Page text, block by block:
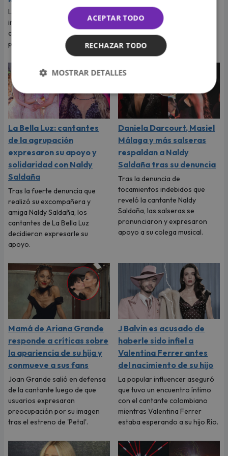
La cantante reveló que llegó a
imaginar su boda, pero el
cantante tenía otros planes
para ese viaje.
Tras denunciar al director
musical de La Bella Luz, Naldy
Saldaña habló con Magaly
Medina y le contó todo.
La Bella Luz: cantantes
de la agrupación
expresaron su apoyo y
solidaridad con Naldy
Saldaña
Tras la fuerte denuncia que
realizó su excompañera y
amiga Naldy Saldaña, los
cantantes de La Bella Luz
decidieron expresarle su
apoyo.
Daniela Darcourt, Masiel
Málaga y más salseras
respaldan a Naldy
Saldaña tras su denuncia
Tras la denuncia de
tocamientos indebidos que
reveló la cantante Naldy
Saldaña, las salseras se
pronunciaron y expresaron
apoyo a su colega musical.
Mamá de Ariana Grande
responde a críticas sobre
la apariencia de su hija y
conmueve a sus fans
Joan Grande salió en defensa
de la cantante luego de que
usuarios expresaran
preocupación por su imagen
tras el estreno de 'Petal'.
J Balvin es acusado de
haberle sido infiel a
Valentina Ferrer antes
del nacimiento de su hijo
La popular influencer aseguró
que tuvo un encuentro íntimo
con el cantante colombiano
mientras Valentina Ferrer
estaba esperando a su hijo Río.
ACEPTAR TODO
RECHAZAR TODO
MOSTRAR DETALLES